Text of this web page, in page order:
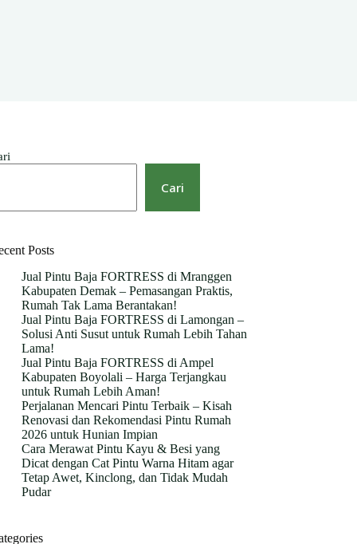
Cari
Posts
Jual Pintu Baja FORTRESS di Mranggen
Kabupaten Demak – Pemasangan Praktis,
Rumah Tak Lama Berantakan!
Jual Pintu Baja FORTRESS di Lamongan –
Solusi Anti Susut untuk Rumah Lebih Tahan
Lama!
Jual Pintu Baja FORTRESS di Ampel
Kabupaten Boyolali – Harga Terjangkau
untuk Rumah Lebih Aman!
Perjalanan Mencari Pintu Terbaik – Kisah
Renovasi dan Rekomendasi Pintu Rumah
2026 untuk Hunian Impian
Cara Merawat Pintu Kayu & Besi yang
Dicat dengan Cat Pintu Warna Hitam agar
Tetap Awet, Kinclong, dan Tidak Mudah
Pudar